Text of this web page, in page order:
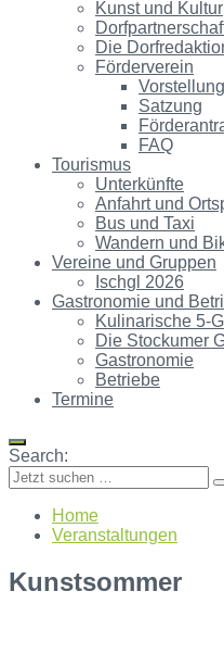
Kunst und Kultur
Die
Förderverein
Satzung
FAQ
Tourismus
Unterkünfte
Anfahrt und
Bus und Taxi
Wandern und
Vereine und Gruppen
Ischgl 2026
Gastronomie und
Kulinarische 5-
Die Stockumer
Gastronomie
Betriebe
Termine
Search:
Home
Veranstaltungen
Kunstsommer